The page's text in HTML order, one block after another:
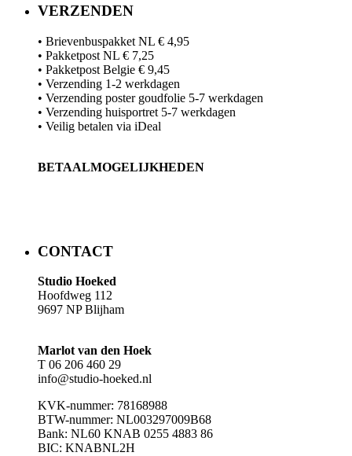
VERZENDEN
• Brievenbuspakket NL € 4,95
• Pakketpost NL € 7,25
• Pakketpost Belgie € 9,45
• Verzending 1-2 werkdagen
• Verzending poster goudfolie 5-7 werkdagen
• Verzending huisportret 5-7 werkdagen
• Veilig betalen via iDeal
BETAALMOGELIJKHEDEN
​​CONTACT
Studio Hoeked
Hoofdweg 112
9697 NP Blijham
Marlot van den Hoek
T 06 206 460 29
info@studio-hoeked.nl
KVK-nummer: 78168988
BTW-nummer: NL003297009B68
Bank: NL60 KNAB 0255 4883 86
BIC: KNABNL2H